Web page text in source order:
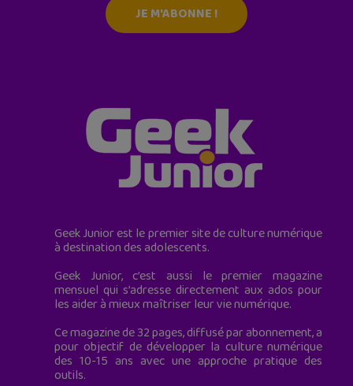
JE M'ABONNE !
Geek Junior est le premier site de culture numérique
à destination des adolescents.
Geek Junior, c’est aussi le premier magazine
mensuel qui s’adresse directement aux ados pour
les aider à mieux maîtriser leur vie numérique.
Ce magazine de 32 pages, diffusé par abonnement, a
pour objectif de développer la culture numérique
des 10-15 ans avec une approche pratique des
outils.